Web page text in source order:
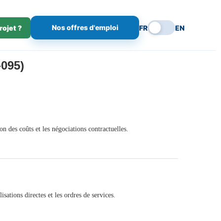
? Nos offres d'emploi FR EN
des coûts et les négociations contractuelles.
directes et les ordres de services.